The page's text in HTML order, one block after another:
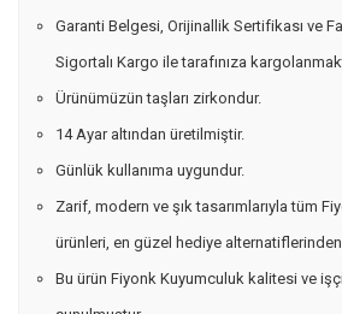
Garanti Belgesi, Orijinallik Sertifikası ve
Sigortalı Kargo ile tarafınıza
Ürünümüzün taşları zirkondur.
14 Ayar altından üretilmiştir.
Günlük kullanıma uygundur.
Zarif, modern ve şık tasarımlarıyla tüm
ürünleri, en güzel hediye
Bu ürün Fiyonk Kuyumculuk kalitesi ve